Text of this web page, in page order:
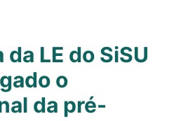
LE do SiSU
o
da pré-